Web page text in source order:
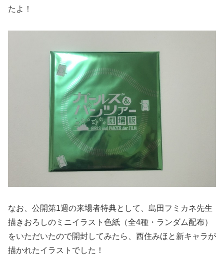
たよ！
なお、公開第1週の来場者特典として、島田フミカネ先生
描きおろしのミニイラスト色紙（全4種・ランダム配布）
をいただいたので開封してみたら、西住みほと新キャラが
描かれたイラストでした！